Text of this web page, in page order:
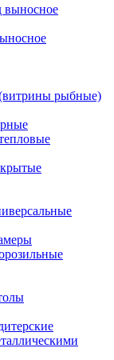
выносное
рыбные)